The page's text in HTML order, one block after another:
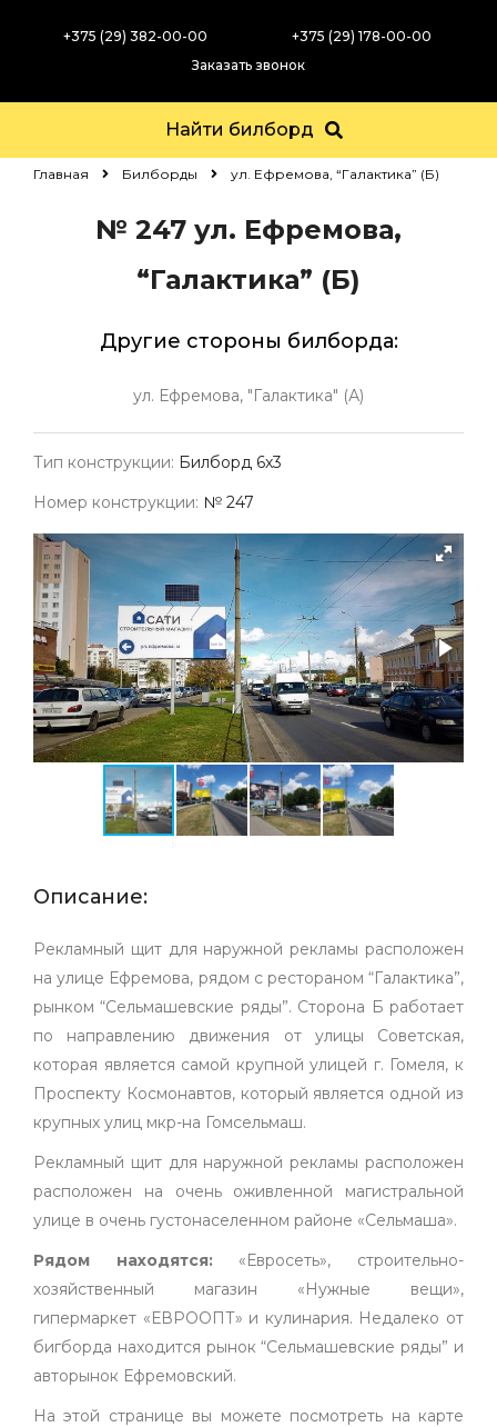
+375 (29) 382-00-00
+375 (29) 178-00-00
Заказать звонок
Найти билборд
Главная Билборды ул. Ефремова, “Галактика” (Б)
№ 247 ул. Ефремова,
“Галактика” (Б)
Другие стороны билборда:
ул. Ефремова, "Галактика" (А)
Тип конструкции: Билборд 6х3
Номер конструкции: № 247
Описание:
Рекламный щит для наружной рекламы расположен
на улице Ефремова, рядом с рестораном “Галактика”,
рынком “Сельмашевские ряды”. Сторона Б работает
по направлению движения от улицы Советская,
которая является самой крупной улицей г. Гомеля, к
Проспекту Космонавтов, который является одной из
крупных улиц мкр-на Гомсельмаш.
Рекламный щит для наружной рекламы расположен
расположен на очень оживленной магистральной
улице в очень густонаселенном районе «Сельмаша».
Рядом находятся:«Евросеть», строительно-
хозяйственный магазин «Нужные вещи»,
гипермаркет «ЕВРООПТ» и кулинария. Недалеко от
бигборда находится рынок “Сельмашевские ряды” и
авторынок Ефремовский.
На этой странице вы можете посмотреть на карте